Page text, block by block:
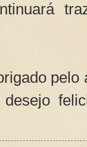
pelo
desejo